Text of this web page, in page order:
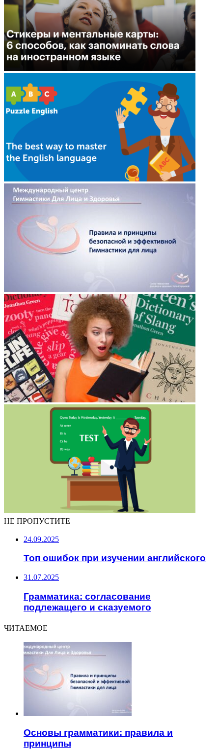
НЕ ПРОПУСТИТЕ
24.09.2025
Топ ошибок при изучении английского
31.07.2025
Грамматика: согласование
подлежащего и сказуемого
ЧИТАЕМОЕ
Основы грамматики: правила и
принципы